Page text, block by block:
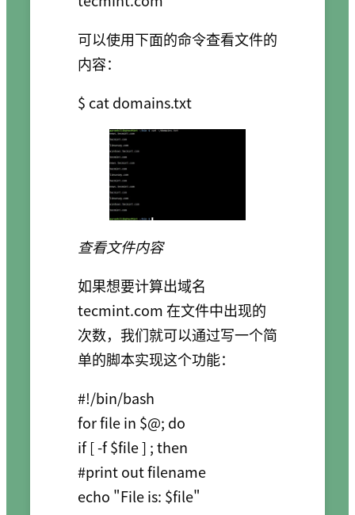
可以使用下面的命令查看文件的
内容：
查看文件内容
如果想要计算出域名
tecmint.com 在文件中出现的
次数，我们就可以通过写一个简
单的脚本实现这个功能：
#!/bin/bash
for file in $@; do
if [ -f $file ] ; then
#print out filename
echo "File is: $file"